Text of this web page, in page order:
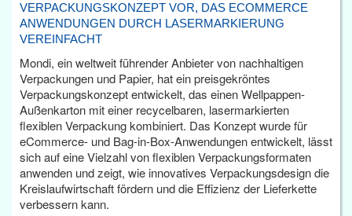
VERPACKUNGSKONZEPT VOR, DAS ECOMMERCE
ANWENDUNGEN DURCH LASERMARKIERUNG
VEREINFACHT
Mondi, ein weltweit führender Anbieter von nachhaltigen
Verpackungen und Papier, hat ein preisgekröntes
Verpackungskonzept entwickelt, das einen Wellpappen-
Außenkarton mit einer recycelbaren, lasermarkierten
flexiblen Verpackung kombiniert. Das Konzept wurde für
eCommerce- und Bag-in-Box-Anwendungen entwickelt, lässt
sich auf eine Vielzahl von flexiblen Verpackungsformaten
anwenden und zeigt, wie innovatives Verpackungsdesign die
Kreislaufwirtschaft fördern und die Effizienz der Lieferkette
verbessern kann.